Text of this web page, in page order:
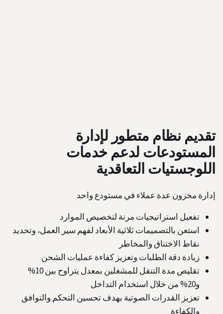
تقديم نظام متطور لإدارة
المستودعات لدعم خدمات
اللوجستيات التعاقدية
إدارة مخزون عدة عملاء في مستودع واحد
تفعيل استراتيجيات مرنة لتخصيص الموارد
استعن بالتصميمات ثلاثية الأبعاد لفهم سير العمل، وتحديد
نقاط الاختناق والمخاطر
زيادة دقة الطلبات وتعزيز كفاءة عمليات الشحن
تقليص مدة التنقل للمشغلين بمعدل يتراوح بين 10%
و20% من خلال استخدام التداخل
تعزيز القدرات الصوتية بهدف تحسين التحكم والتوافق